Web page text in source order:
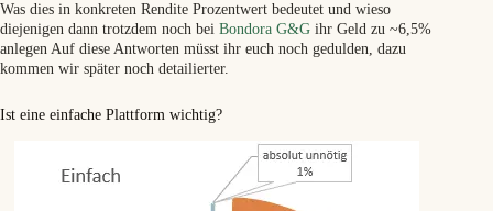
Was dies in konkreten Rendite Prozentwert bedeutet und wieso
diejenigen dann trotzdem noch bei Bondora G&G ihr Geld zu ~6,5%
anlegen Auf diese Antworten müsst ihr euch noch gedulden, dazu
kommen wir später noch detailierter.
Ist eine einfache Plattform wichtig?